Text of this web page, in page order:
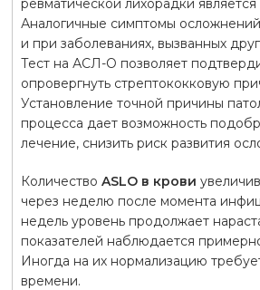
ревматической лихорадки
Аналогичные симптомы осложнений
и при заболеваниях, вызванных
Тест на АСЛ-О позволяет
опровергнуть стрептококковую
Установление точной причины
процесса дает возможность
лечение, снизить риск развития
Количество ASLO в крови
через неделю после момента
недель уровень продолжает
показателей наблюдается
Иногда на их нормализацию
времени.